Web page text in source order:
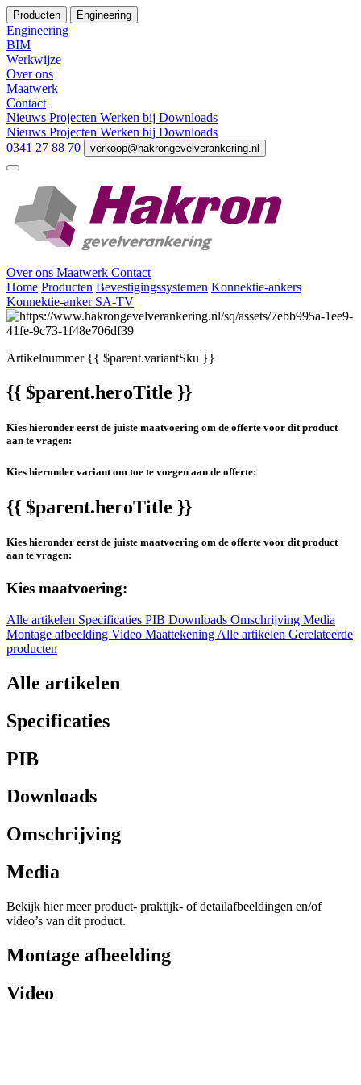
Producten Engineering
Engineering
BIM
Werkwijze
Over ons
Maatwerk
Contact
Nieuws Projecten Werken bij Downloads
Nieuws Projecten Werken bij Downloads
0341 27 88 70
verkoop@hakrongevelverankering.nl
Over ons Maatwerk Contact
Home Producten Bevestigingssystemen Konnektie-ankers
Konnektie-anker SA-TV
Artikelnummer{{ $parent.variantSku }}
{{ $parent.heroTitle }}
Kies hieronder eerst de juiste maatvoering om de offerte voor dit product
aan te vragen:
Kies hieronder variant om toe te voegen aan de offerte:
{{ $parent.heroTitle }}
Kies hieronder eerst de juiste maatvoering om de offerte voor dit product
aan te vragen:
Kies maatvoering:
Alle artikelen Specificaties PIB Downloads Omschrijving Media
Montage afbeelding Video Maattekening Alle artikelen Gerelateerde
producten
Alle artikelen
Specificaties
PIB
Downloads
Omschrijving
Media
Bekijk hier meer product- praktijk- of detailafbeeldingen en/of
video’s van dit product.
Montage afbeelding
Video